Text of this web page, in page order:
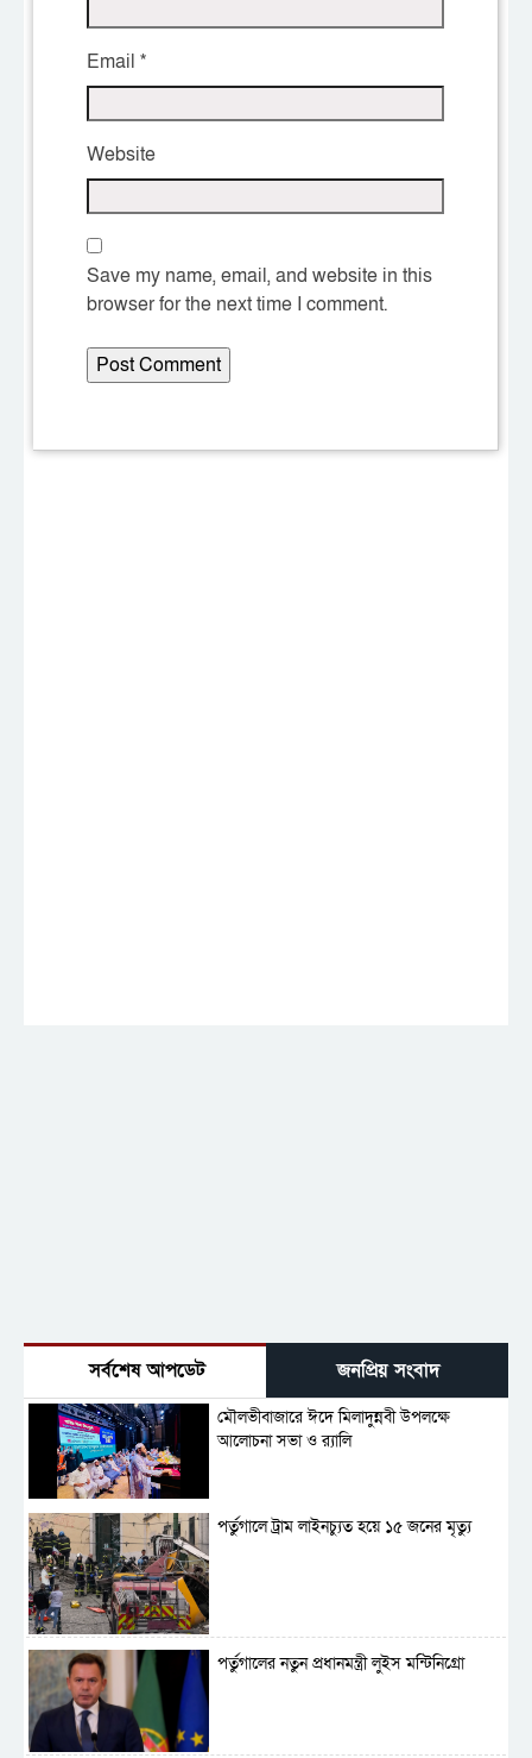
Email *
Website
Save my name, email, and website in this
browser for the next time I comment.
সর্বশেষ আপডেট জনপ্রিয় সংবাদ
মৌলভীবাজারে ঈদে মিলাদুন্নবী উপলক্ষে
আলোচনা সভা ও র‍্যালি
পর্তুগালে ট্রাম লাইনচ্যুত হয়ে ১৫ জনের মৃত্যু
পর্তুগালের নতুন প্রধানমন্ত্রী লুইস মন্টিনিগ্রো